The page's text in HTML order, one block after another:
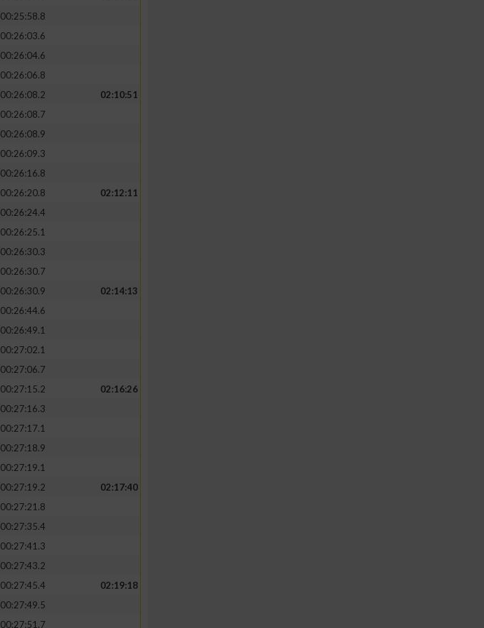
00:25:58.8
00:26:03.6
00:26:04.6
00:26:06.8
00:26:08.2
02:10:51
00:26:08.7
00:26:08.9
00:26:09.3
00:26:16.8
00:26:20.8
02:12:11
00:26:24.4
00:26:25.1
00:26:30.3
00:26:30.7
00:26:30.9
02:14:13
00:26:44.6
00:26:49.1
00:27:02.1
00:27:06.7
00:27:15.2
02:16:26
00:27:16.3
00:27:17.1
00:27:18.9
00:27:19.1
00:27:19.2
02:17:40
00:27:21.8
00:27:35.4
00:27:41.3
00:27:43.2
00:27:45.4
02:19:18
00:27:49.5
00:27:51.7